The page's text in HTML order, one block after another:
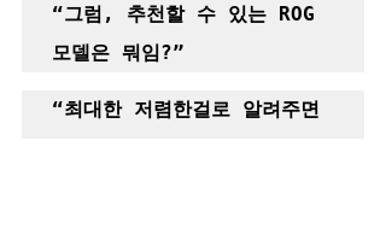
“그럼, 추천할 수 있는 ROG
모델은 뭐임?”
“최대한 저렴한걸로 알려주면